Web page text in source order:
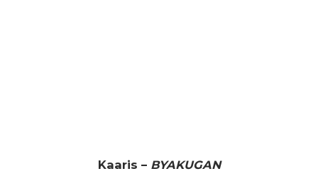
Kaaris – BYAKUGAN